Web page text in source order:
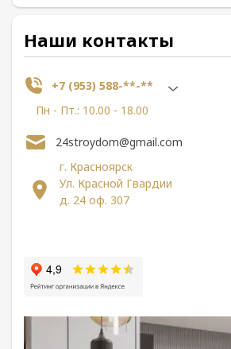
Наши контакты
+7 (953) 588-**-**
Пн - Пт.: 10.00 - 18.00
г. Красноярск
Ул. Красной Гвардии
д. 24 оф. 307
24stroydom@gmail.com